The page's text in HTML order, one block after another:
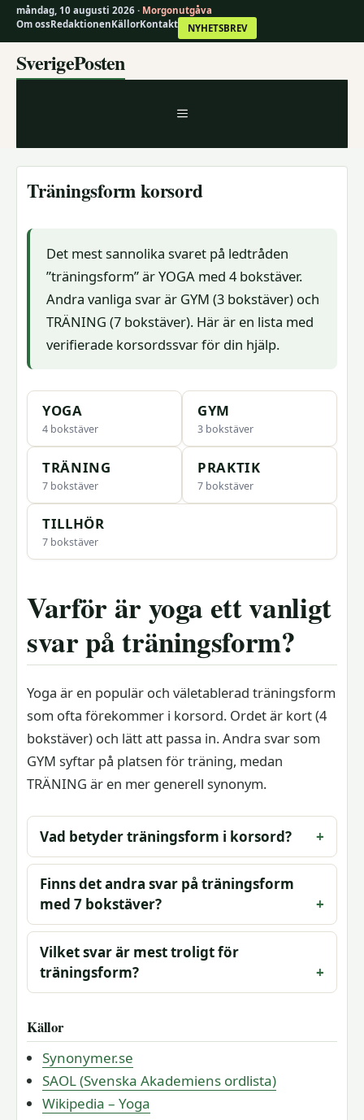
måndag, 10 augusti 2026 · Morgonutgåva
Om ossRedaktionenKällorKontakt NYHETSBREV
SverigePosten
MENY
Träningsform korsord
Det mest sannolika svaret på ledtråden
”träningsform” är YOGA med 4 bokstäver.
Andra vanliga svar är GYM (3 bokstäver) och
TRÄNING (7 bokstäver). Här är en lista med
verifierade korsordssvar för din hjälp.
YOGA
4 bokstäver
GYM
3 bokstäver
TRÄNING
7 bokstäver
PRAKTIK
7 bokstäver
TILLHÖR
7 bokstäver
Varför är yoga ett vanligt
svar på träningsform?
Yoga är en populär och väletablerad träningsform
som ofta förekommer i korsord. Ordet är kort (4
bokstäver) och lätt att passa in. Andra svar som
GYM syftar på platsen för träning, medan
TRÄNING är en mer generell synonym.
Vad betyder träningsform i korsord?
Finns det andra svar på träningsform
med 7 bokstäver?
Vilket svar är mest troligt för
träningsform?
Källor
Synonymer.se
SAOL (Svenska Akademiens ordlista)
Wikipedia – Yoga